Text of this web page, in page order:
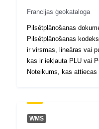
Telpiskais
Identifikatori:
uriRef:
Francijas ģeokataloga
Pilsētplānošanas
Pilsētplānošanas
ir virsmas, lineāras vai
kas ir iekļauta PLU vai
Noteikums, kas
WMS